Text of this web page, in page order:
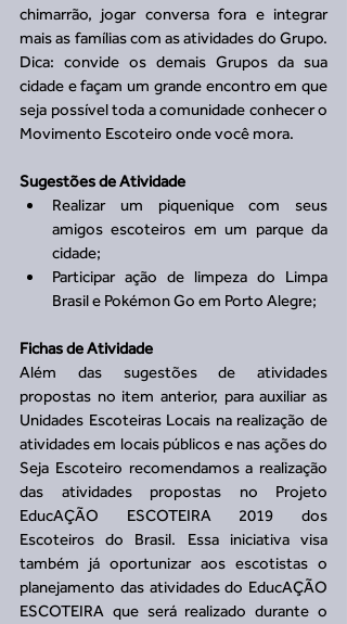
chimarrão, jogar conversa fora e integrar
mais as famílias com as atividades do Grupo.
Dica: convide os demais Grupos da sua
cidade e façam um grande encontro em que
seja possível toda a comunidade conhecer o
Movimento Escoteiro onde você mora.
Sugestões de Atividade
Realizar um piquenique com seus
amigos escoteiros em um parque da
cidade;
Participar ação de limpeza do Limpa
Brasil e Pokémon Go em Porto Alegre;
Fichas de Atividade
Além das sugestões de atividades
propostas no item anterior, para auxiliar as
Unidades Escoteiras Locais na realização de
atividades em locais públicos e nas ações do
Seja Escoteiro recomendamos a realização
das atividades propostas no Projeto
EducAÇÃO ESCOTEIRA 2019 dos
Escoteiros do Brasil. Essa iniciativa visa
também já oportunizar aos escotistas o
planejamento das atividades do EducAÇÃO
ESCOTEIRA que será realizado durante o